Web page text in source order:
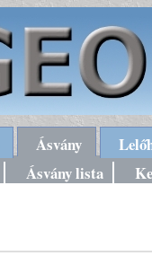
Ásvány
Ásvány lista